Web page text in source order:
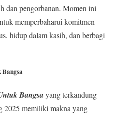
dan pengorbanan. Momen ini
memperbaharui komitmen
hidup dalam kasih, dan berbagi
Bangsayang terkandung
2025 memiliki makna yang